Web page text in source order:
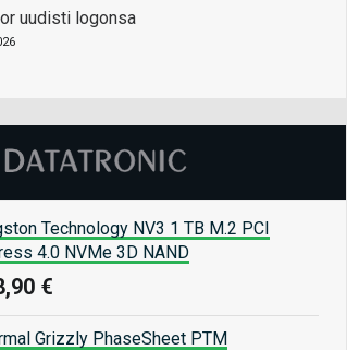
uudisti logonsa
Technology NV3 1 TB M.2 PCI
4.0 NVMe 3D NAND
€
Grizzly PhaseSheet PTM